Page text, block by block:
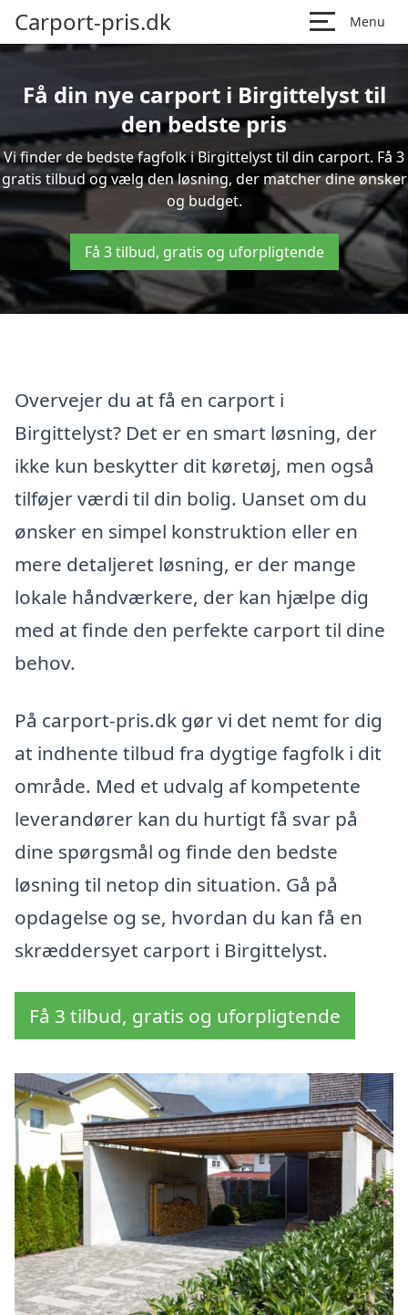
Carport-pris.dk Menu
Få din nye carport i Birgittelyst til
den bedste pris
Vi finder de bedste fagfolk i Birgittelyst til din carport. Få 3
gratis tilbud og vælg den løsning, der matcher dine ønsker
og budget.
Få 3 tilbud, gratis og uforpligtende
Overvejer du at få en carport i
Birgittelyst? Det er en smart løsning, der
ikke kun beskytter dit køretøj, men også
tilføjer værdi til din bolig. Uanset om du
ønsker en simpel konstruktion eller en
mere detaljeret løsning, er der mange
lokale håndværkere, der kan hjælpe dig
med at finde den perfekte carport til dine
behov.
På carport-pris.dk gør vi det nemt for dig
at indhente tilbud fra dygtige fagfolk i dit
område. Med et udvalg af kompetente
leverandører kan du hurtigt få svar på
dine spørgsmål og finde den bedste
løsning til netop din situation. Gå på
opdagelse og se, hvordan du kan få en
skræddersyet carport i Birgittelyst.
Få 3 tilbud, gratis og uforpligtende